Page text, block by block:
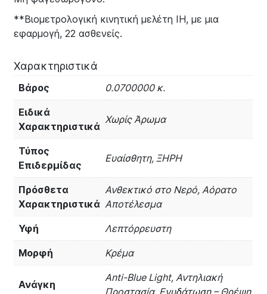
**Βιομετρολογική κινητική μελέτη ΙΗ, με μια
εφαρμογή, 22 ασθενείς.
Χαρακτηριστικά
Βάρος 0.0700000 κ.
Ειδικά
Χαρακτηριστικά
Χωρίς Άρωμα
Τύπος
Επιδερμίδας
Ευαίσθητη, ΞΗΡΗ
Πρόσθετα
Χαρακτηριστικά
Ανθεκτικό στο Νερό, Αόρατο
Αποτέλεσμα
Υφή Λεπτόρρευστη
Μορφή Κρέμα
Ανάγκη
Anti-Blue Light, Αντηλιακή